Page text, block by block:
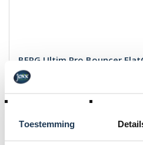
Toestemming
BERG Ultim Pro Bouncer
Merk: BERG